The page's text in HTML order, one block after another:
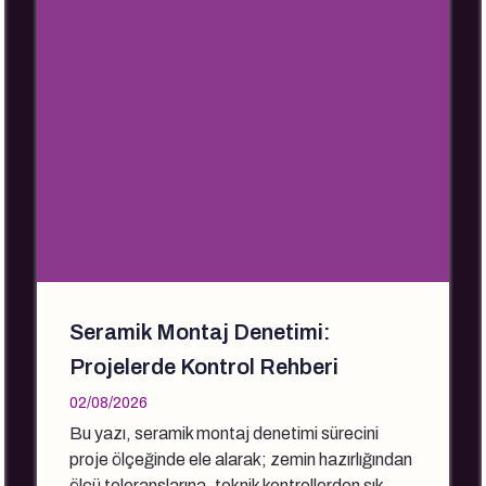
Seramik Montaj Denetimi:
Projelerde Kontrol Rehberi
02/08/2026
Bu yazı, seramik montaj denetimi sürecini
proje ölçeğinde ele alarak; zemin hazırlığından